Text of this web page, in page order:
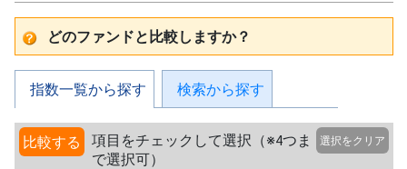
どのファンドと比較しますか？
指数一覧から探す 検索から探す
比較する
項目をチェックして選択（※4つま
で選択可）
選択をクリア